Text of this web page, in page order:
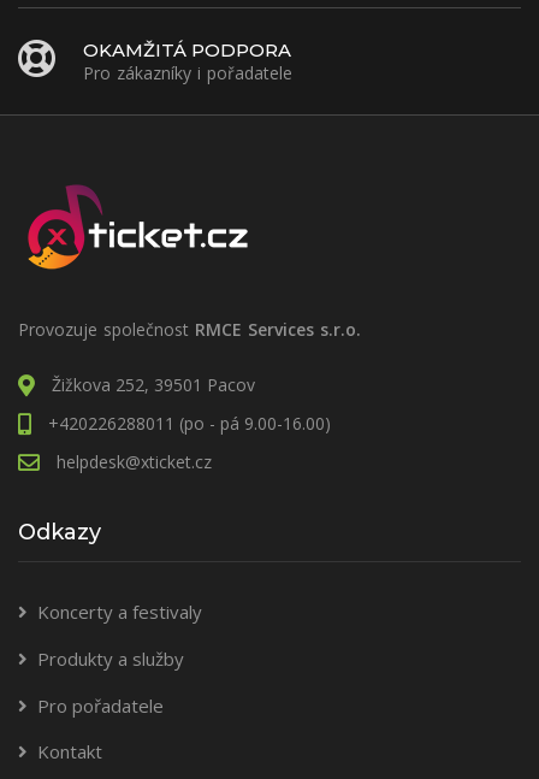
OKAMŽITÁ PODPORA
Pro zákazníky i pořadatele
Provozuje společnost RMCE Services s.r.o.
Žižkova 252, 39501 Pacov
+420226288011 (po - pá 9.00-16.00)
helpdesk@xticket.cz
Odkazy
Koncerty a festivaly
Produkty a služby
Pro pořadatele
Kontakt